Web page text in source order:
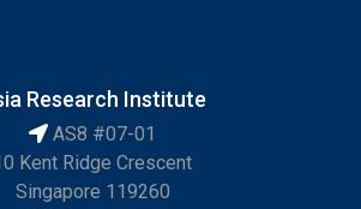
Research Institute
AS8 #07-01
Kent Ridge Crescent
Singapore 119260